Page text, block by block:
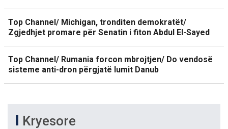
Top Channel/ Michigan, tronditen demokratët/
Zgjedhjet promare për Senatin i fiton Abdul El-Sayed
Top Channel/ Rumania forcon mbrojtjen/ Do vendosë
sisteme anti-dron përgjatë lumit Danub
Kryesore